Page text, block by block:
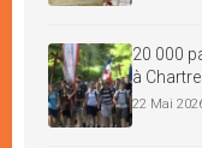
20 000
à
22 Mai